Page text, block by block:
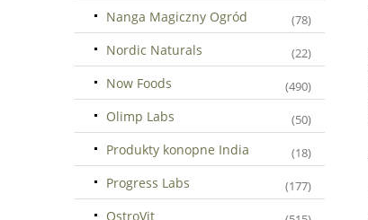
Nanga Magiczny Ogród (78)
Nordic Naturals (22)
Now Foods (490)
Olimp Labs (50)
Produkty konopne India (18)
Progress Labs (177)
OstroVit